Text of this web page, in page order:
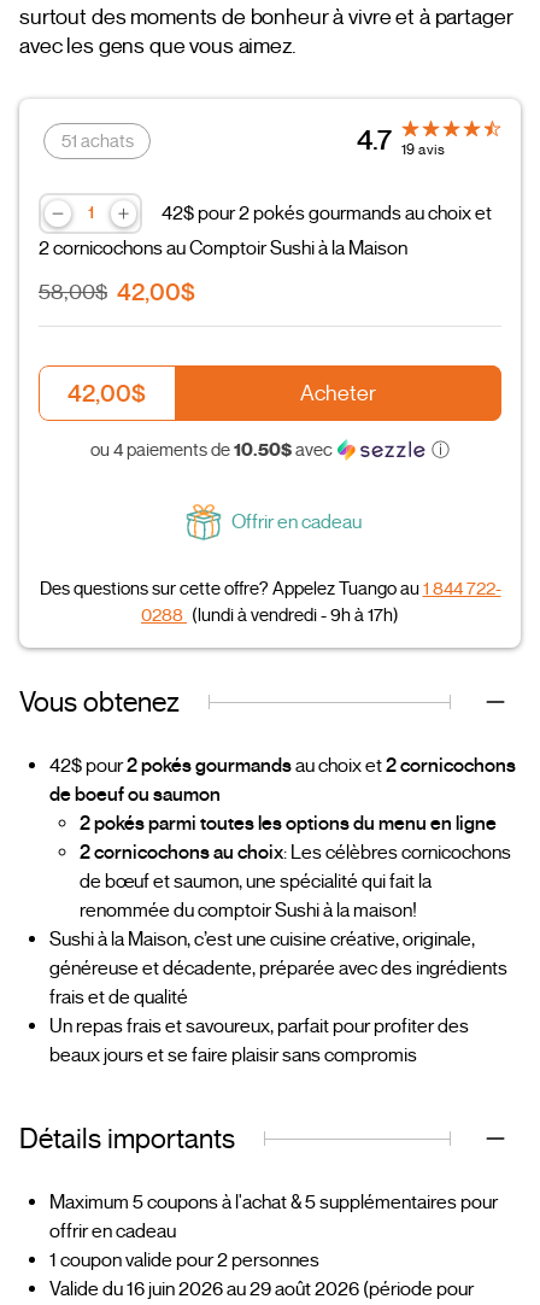
surtout des moments de bonheur à vivre et à partager
avec les gens que vous aimez.
51 achats 4.7 19 avis
42$ pour 2 pokés gourmands au choix et
2 cornicochons au Comptoir Sushi à la Maison
58,00$ 42,00$
42,00$ Acheter
ou 4 paiements de10.50$avec ⓘ
Offrir en cadeau
Des questions sur cette offre? Appelez Tuango au1 844 722-
0288 (lundi à vendredi - 9h à 17h)
Vous obtenez
42$ pour2 pokés gourmandsau choix et2 cornicochons
de boeuf ou saumon
2 pokés parmi toutes les options du menu en ligne
2 cornicochons au choix: Les célèbres cornicochons
de bœuf et saumon, une spécialité qui fait la
renommée du comptoir Sushi à la maison!
Sushi à la Maison, c’est une cuisine créative, originale,
généreuse et décadente, préparée avec des ingrédients
frais et de qualité
Un repas frais et savoureux, parfait pour profiter des
beaux jours et se faire plaisir sans compromis
Détails importants
Maximum 5 coupons à l'achat & 5 supplémentaires pour
offrir en cadeau
1 coupon valide pour 2 personnes
Valide du 16 juin 2026 au 29 août 2026 (période pour